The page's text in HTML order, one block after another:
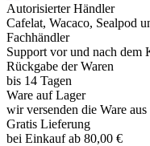
Autorisierter Händler
Cafelat, Wacaco, Sealpod
Fachhändler
Support vor und nach dem
Rückgabe der Waren
bis 14 Tagen
Ware auf Lager
wir versenden die Ware
Gratis Lieferung
bei Einkauf ab 80,00 €